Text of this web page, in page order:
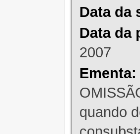
Data da
Data da
2007
Ementa:
quando